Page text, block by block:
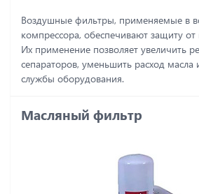
Воздушные фильтры, применяемые в
компрессора, обеспечивают защиту от
Их применение позволяет увеличить
сепараторов, уменьшить расход масла
службы оборудования.
Масляный фильтр